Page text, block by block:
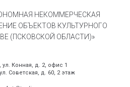
НЕКОММЕРЧЕСКАЯ
ОБЪЕКТОВ КУЛЬТУРНОГО
(ПСКОВСКОЙ ОБЛАСТИ)»
Конная, д. 2, офис 1
Советская, д. 60, 2 этаж